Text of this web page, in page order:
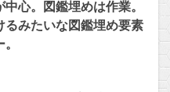
心。図鑑埋めは作業。
るみたいな図鑑埋め要素